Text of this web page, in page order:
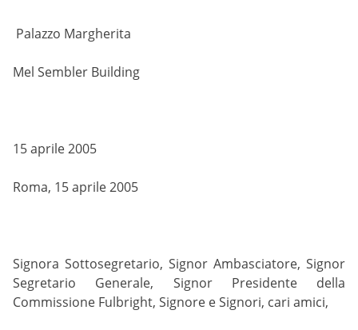
Palazzo Margherita
Mel Sembler Building
15 aprile 2005
Roma, 15 aprile 2005
Signora Sottosegretario, Signor Ambasciatore, Signor
Segretario Generale, Signor Presidente della
Commissione Fulbright, Signore e Signori, cari amici,